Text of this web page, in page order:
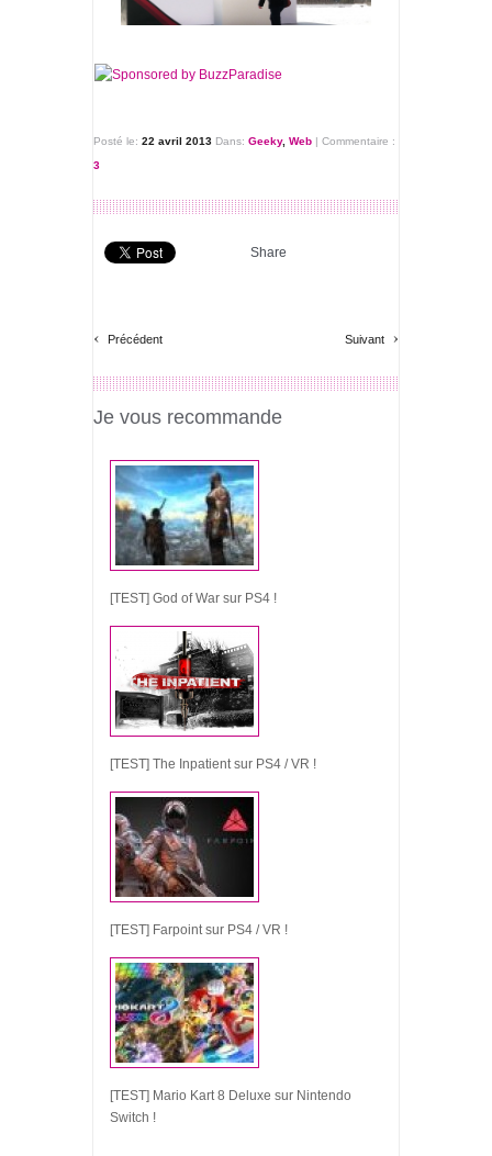
Posté le: 22 avril 2013 Dans: Geeky, Web | Commentaire :
3
Share
‹ Précédent Suivant ›
Je vous recommande
[TEST] God of War sur PS4 !
[TEST] The Inpatient sur PS4 / VR !
[TEST] Farpoint sur PS4 / VR !
[TEST] Mario Kart 8 Deluxe sur Nintendo
Switch !